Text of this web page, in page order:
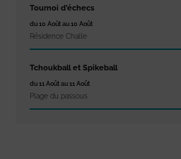
Tournoi d’échecs
du 10 Août au 10 Août
Résidence Challe
Tchoukball et Spikeball
du 11 Août au 11 Août
Plage du passous